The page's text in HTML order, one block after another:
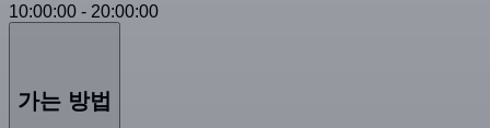
10:00:00 - 20:00:00
가는 방법